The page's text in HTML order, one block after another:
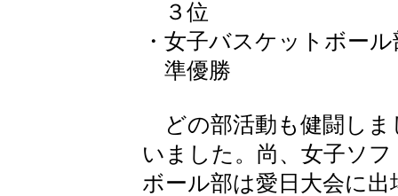
３位
・女子バスケットボール
準優勝
どの部活動も健闘しま
いました。尚、女子ソ
ボール部は愛日大会に